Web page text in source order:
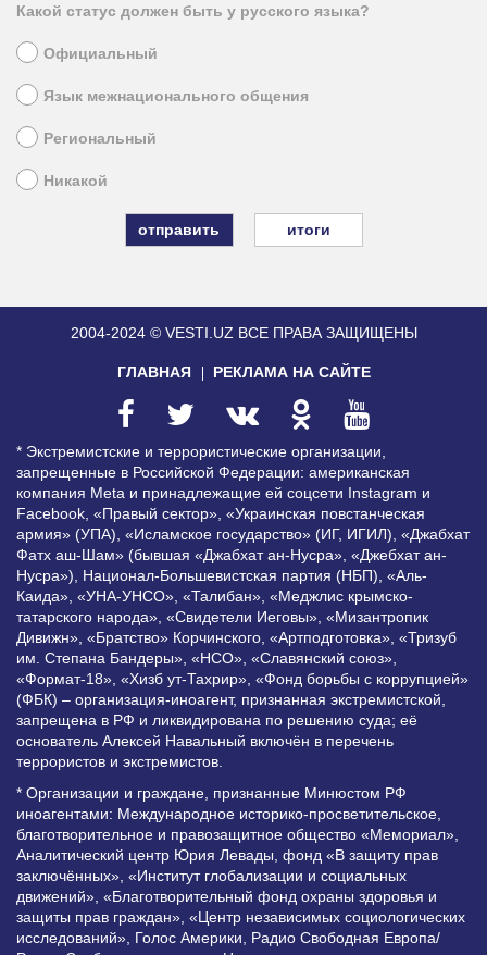
Какой статус должен быть у русского языка?
Официальный
Язык межнационального общения
Региональный
Никакой
итоги
2004-2024 © VESTI.UZ ВСЕ ПРАВА ЗАЩИЩЕНЫ
ГЛАВНАЯ РЕКЛАМА НА САЙТЕ
* Экстремистские и террористические организации,
запрещенные в Российской Федерации: американская
компания Meta и принадлежащие ей соцсети Instagram и
Facebook, «Правый сектор», «Украинская повстанческая
армия» (УПА), «Исламское государство» (ИГ, ИГИЛ), «Джабхат
Фатх аш-Шам» (бывшая «Джабхат ан-Нусра», «Джебхат ан-
Нусра»), Национал-Большевистская партия (НБП), «Аль-
Каида», «УНА-УНСО», «Талибан», «Меджлис крымско-
татарского народа», «Свидетели Иеговы», «Мизантропик
Дивижн», «Братство» Корчинского, «Артподготовка», «Тризуб
им. Степана Бандеры», «НСО», «Славянский союз»,
«Формат-18», «Хизб ут-Тахрир», «Фонд борьбы с коррупцией»
(ФБК) – организация-иноагент, признанная экстремистской,
запрещена в РФ и ликвидирована по решению суда; её
основатель Алексей Навальный включён в перечень
террористов и экстремистов.
* Организации и граждане, признанные Минюстом РФ
иноагентами: Международное историко-просветительское,
благотворительное и правозащитное общество «Мемориал»,
Аналитический центр Юрия Левады, фонд «В защиту прав
заключённых», «Институт глобализации и социальных
движений», «Благотворительный фонд охраны здоровья и
защиты прав граждан», «Центр независимых социологических
исследований», Голос Америки, Радио Свободная Европа/